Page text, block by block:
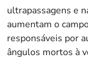
ultrapassagens e
aumentam o
responsáveis por
ângulos mortos à